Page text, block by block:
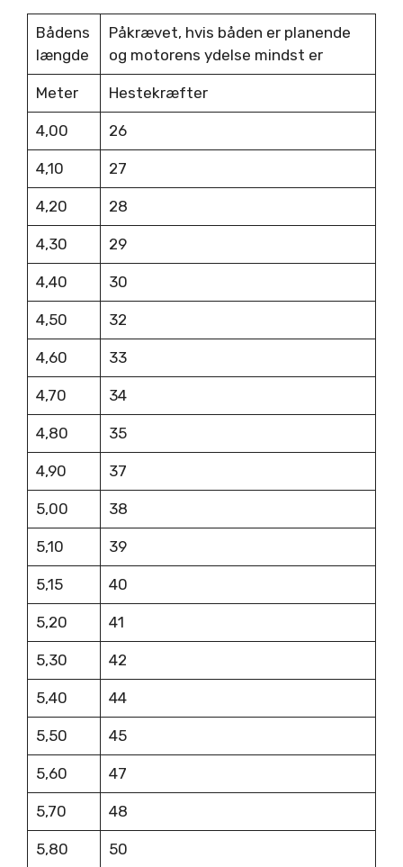
Bådens
længde
Påkrævet, hvis båden er planende
og motorens ydelse mindst er
Meter Hestekræfter
4,00 26
4,10 27
4,20 28
4,30 29
4,40 30
4,50 32
4,60 33
4,70 34
4,80 35
4,90 37
5,00 38
5,10 39
5,15 40
5,20 41
5,30 42
5,40 44
5,50 45
5,60 47
5,70 48
5,80 50